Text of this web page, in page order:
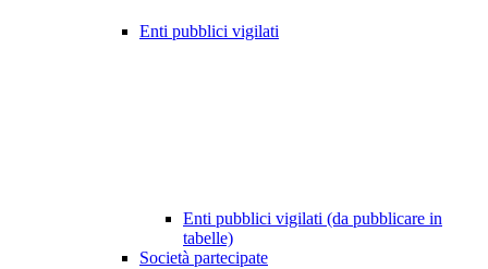
Enti pubblici vigilati
Enti pubblici vigilati (da pubblicare in
tabelle)
Società partecipate